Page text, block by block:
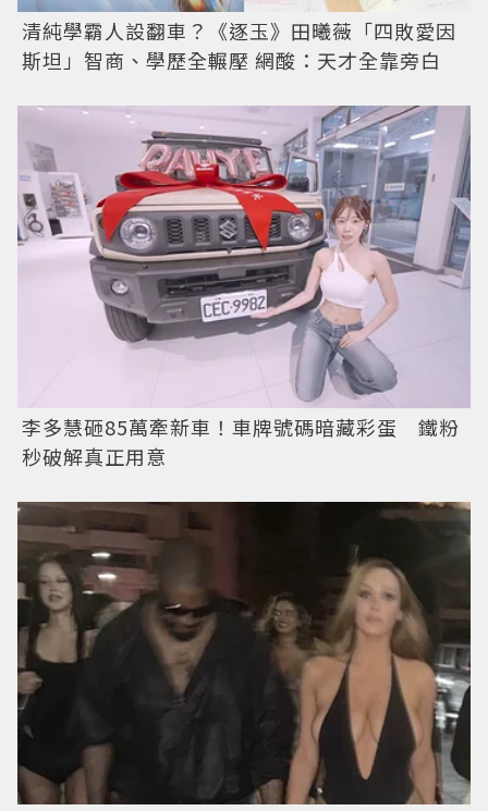
清純學霸人設翻車？《逐玉》田曦薇「四敗愛因
斯坦」智商、學歷全輾壓 網酸：天才全靠旁白
李多慧砸85萬牽新車！車牌號碼暗藏彩蛋 鐵粉
秒破解真正用意